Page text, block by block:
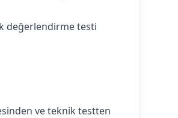
değerlendirme testi
ve teknik testten